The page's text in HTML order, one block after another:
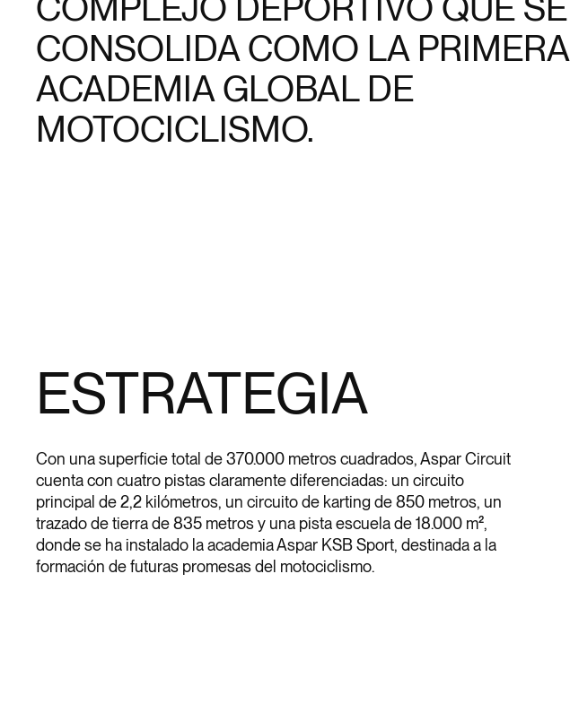
CONSOLIDA COMO LA PRIMERA
ACADEMIA GLOBAL DE
MOTOCICLISMO.
ESTRATEGIA
Con una superficie total de 370.000 metros cuadrados, Aspar Circuit
cuenta con cuatro pistas claramente diferenciadas: un circuito
principal de 2,2 kilómetros, un circuito de karting de 850 metros, un
trazado de tierra de 835 metros y una pista escuela de 18.000 m²,
donde se ha instalado la academia Aspar KSB Sport, destinada a la
formación de futuras promesas del motociclismo.